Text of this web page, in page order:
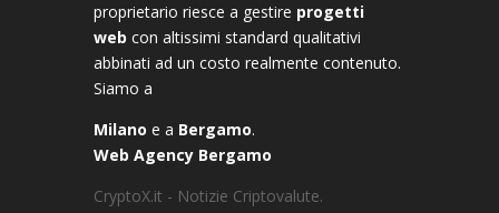
proprietario riesce a gestire progetti
web con altissimi standard qualitativi
abbinati ad un costo realmente contenuto.
Siamo a
Milano e a Bergamo.
Web Agency Bergamo
CryptoX.it - Notizie Criptovalute.